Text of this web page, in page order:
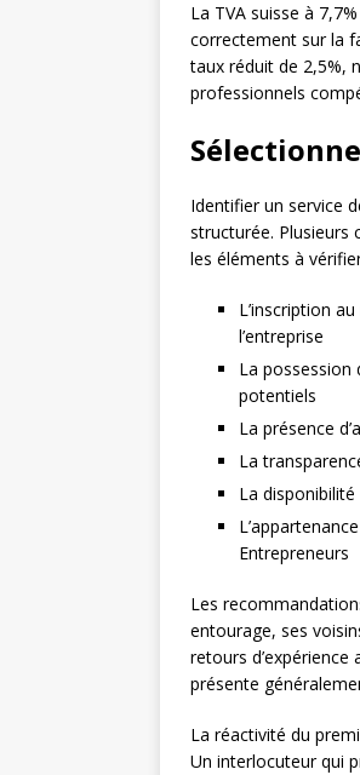
La TVA suisse à
correctement sur la
taux réduit de 2,5%,
professionnels
Identifier un service
structurée. Plusieurs
les éléments à
L’inscription
l’entreprise
La possession
potentiels
La présence
La
La
Entrepreneurs
Les
entourage, ses
retours
présente
La réactivité du
Un interlocuteur qui